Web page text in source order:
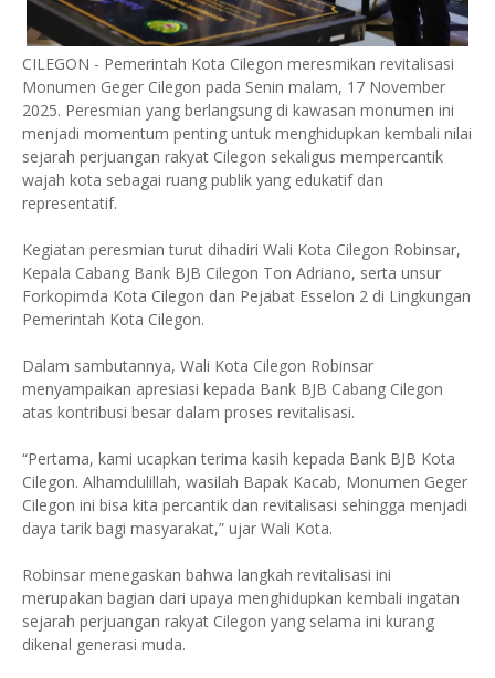
CILEGON - Pemerintah Kota Cilegon meresmikan revitalisasi
Monumen Geger Cilegon pada Senin malam, 17 November
2025. Peresmian yang berlangsung di kawasan monumen ini
menjadi momentum penting untuk menghidupkan kembali nilai
sejarah perjuangan rakyat Cilegon sekaligus mempercantik
wajah kota sebagai ruang publik yang edukatif dan
representatif.
Kegiatan peresmian turut dihadiri Wali Kota Cilegon Robinsar,
Kepala Cabang Bank BJB Cilegon Ton Adriano, serta unsur
Forkopimda Kota Cilegon dan Pejabat Esselon 2 di Lingkungan
Pemerintah Kota Cilegon.
Dalam sambutannya, Wali Kota Cilegon Robinsar
menyampaikan apresiasi kepada Bank BJB Cabang Cilegon
atas kontribusi besar dalam proses revitalisasi.
“Pertama, kami ucapkan terima kasih kepada Bank BJB Kota
Cilegon. Alhamdulillah, wasilah Bapak Kacab, Monumen Geger
Cilegon ini bisa kita percantik dan revitalisasi sehingga menjadi
daya tarik bagi masyarakat,” ujar Wali Kota.
Robinsar menegaskan bahwa langkah revitalisasi ini
merupakan bagian dari upaya menghidupkan kembali ingatan
sejarah perjuangan rakyat Cilegon yang selama ini kurang
dikenal generasi muda.